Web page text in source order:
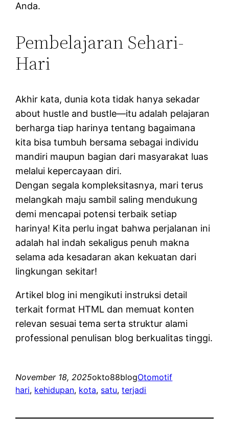
Anda.
Pembelajaran Sehari-
Hari
Akhir kata, dunia kota tidak hanya sekadar
about hustle and bustle—itu adalah pelajaran
berharga tiap harinya tentang bagaimana
kita bisa tumbuh bersama sebagai individu
mandiri maupun bagian dari masyarakat luas
melalui kepercayaan diri.
Dengan segala kompleksitasnya, mari terus
melangkah maju sambil saling mendukung
demi mencapai potensi terbaik setiap
harinya! Kita perlu ingat bahwa perjalanan ini
adalah hal indah sekaligus penuh makna
selama ada kesadaran akan kekuatan dari
lingkungan sekitar!
Artikel blog ini mengikuti instruksi detail
terkait format HTML dan memuat konten
relevan sesuai tema serta struktur alami
professional penulisan blog berkualitas tinggi.
November 18, 2025okto88blogOtomotif
hari, kehidupan, kota, satu, terjadi